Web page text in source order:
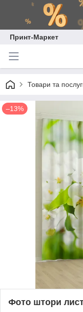
Принт-Маркет
Товари та
–13%
Фото штори